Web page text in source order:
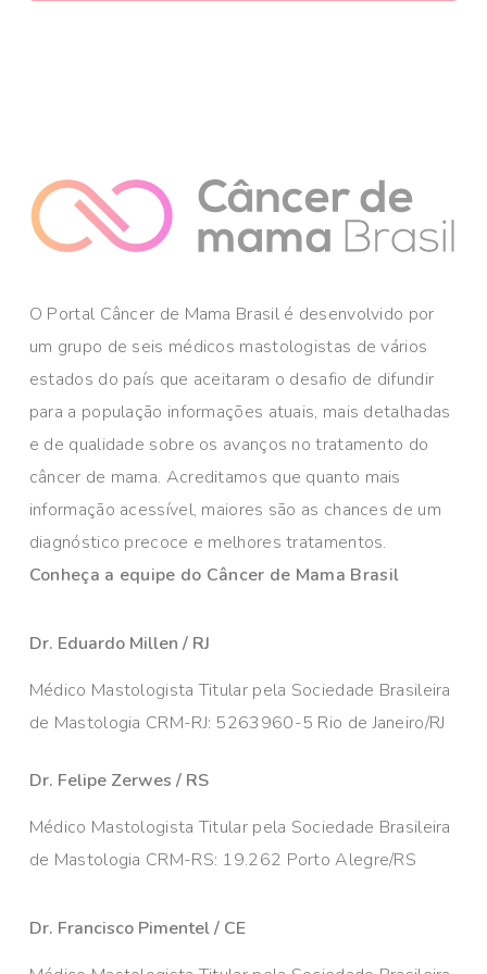
O Portal Câncer de Mama Brasil é desenvolvido por
um grupo de seis médicos mastologistas de vários
estados do país que aceitaram o desafio de difundir
para a população informações atuais, mais detalhadas
e de qualidade sobre os avanços no tratamento do
câncer de mama. Acreditamos que quanto mais
informação acessível, maiores são as chances de um
diagnóstico precoce e melhores tratamentos.
Conheça a equipe do Câncer de Mama Brasil
Dr. Eduardo Millen / RJ
Médico Mastologista Titular pela Sociedade Brasileira
de Mastologia CRM-RJ: 5263960-5 Rio de Janeiro/RJ
Dr. Felipe Zerwes / RS
Médico Mastologista Titular pela Sociedade Brasileira
de Mastologia CRM-RS: 19.262 Porto Alegre/RS
Dr. Francisco Pimentel / CE